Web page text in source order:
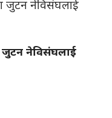
जुटन नेविसंघलाई